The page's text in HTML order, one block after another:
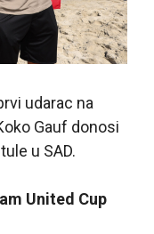
udarac na
Gauf donosi
u SAD.
United Cup